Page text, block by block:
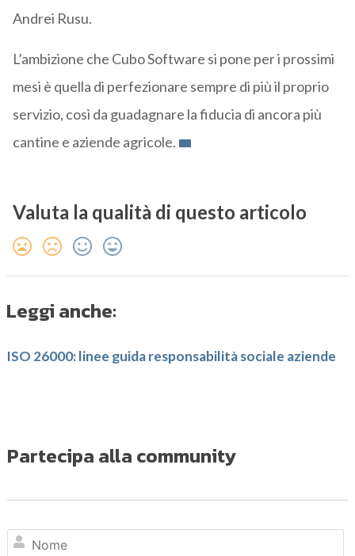
Andrei Rusu.
L’ambizione che Cubo Software si pone per i prossimi
mesi è quella di perfezionare sempre di più il proprio
servizio, così da guadagnare la fiducia di ancora più
cantine e aziende agricole.
Valuta la qualità di questo articolo
Leggi anche:
ISO 26000: linee guida responsabilità sociale aziende
Partecipa alla community